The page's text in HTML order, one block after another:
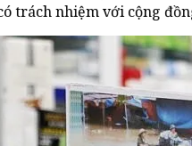
trách nhiệm với cộng